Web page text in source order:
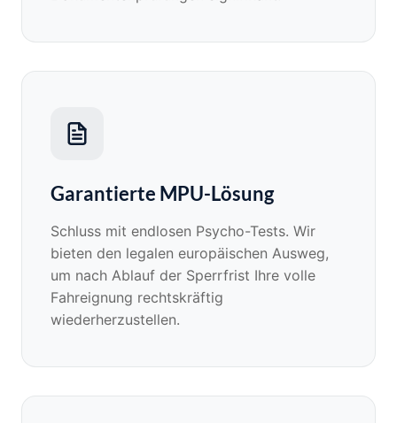
Garantierte MPU-Lösung
Schluss mit endlosen Psycho-Tests. Wir
bieten den legalen europäischen Ausweg,
um nach Ablauf der Sperrfrist Ihre volle
Fahreignung rechtskräftig
wiederherzustellen.